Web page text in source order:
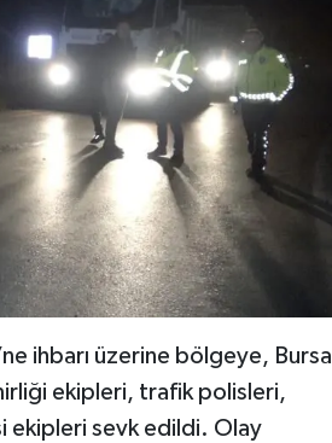
ihbarı üzerine bölgeye, Bursa
ekipleri, trafik polisleri,
ekipleri sevk edildi. Olay